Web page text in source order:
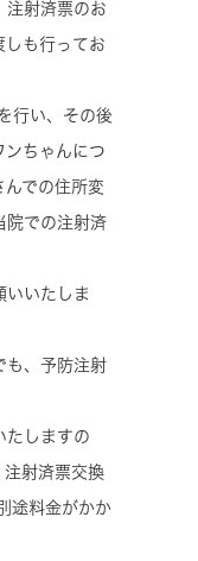
注射済票のお
しも行ってお
行い、その後
ンちゃんにつ
んでの住所変
院での注射済
いいたしま
も、予防注射
たしますの
注射済票交換
途料金がかか